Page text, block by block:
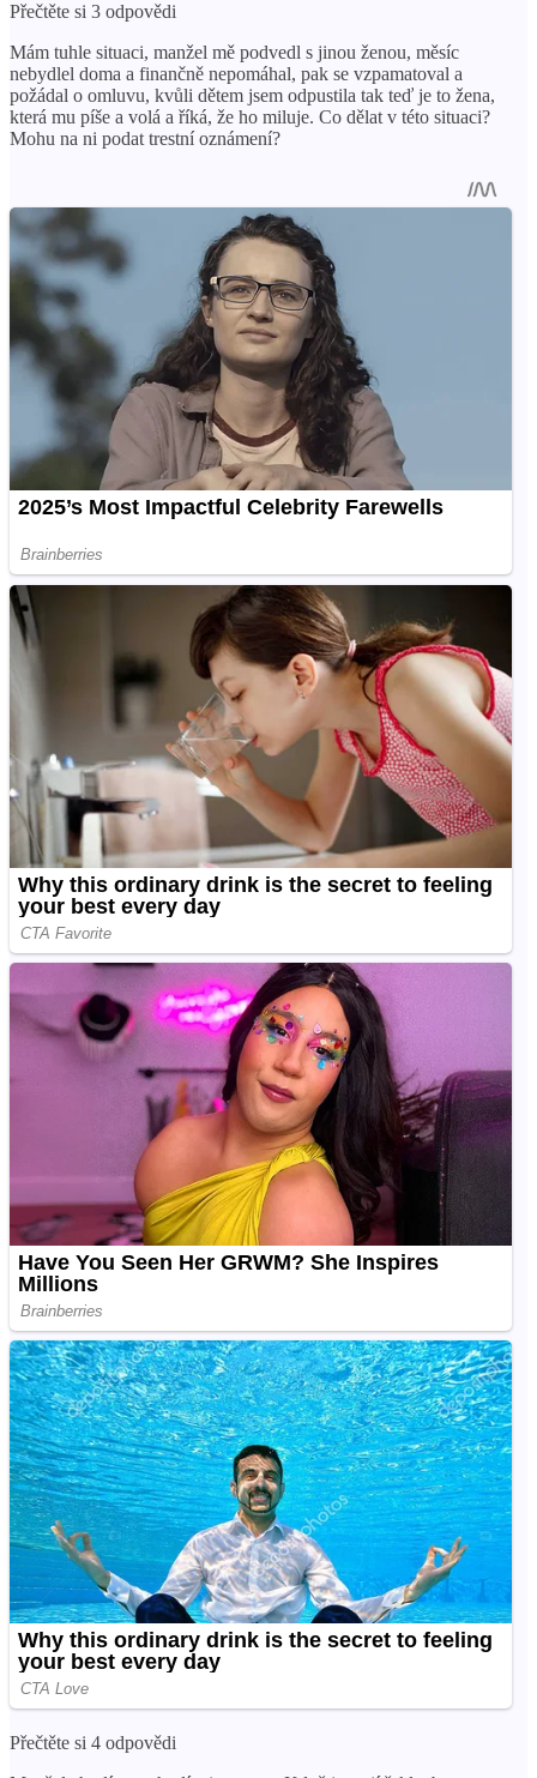
Přečtěte si 3 odpovědi
Mám tuhle situaci, manžel mě podvedl s jinou ženou, měsíc
nebydlel doma a finančně nepomáhal, pak se vzpamatoval a
požádal o omluvu, kvůli dětem jsem odpustila tak teď je to žena,
která mu píše a volá a říká, že ho miluje. Co dělat v této situaci?
Mohu na ni podat trestní oznámení?
Přečtěte si 4 odpovědi